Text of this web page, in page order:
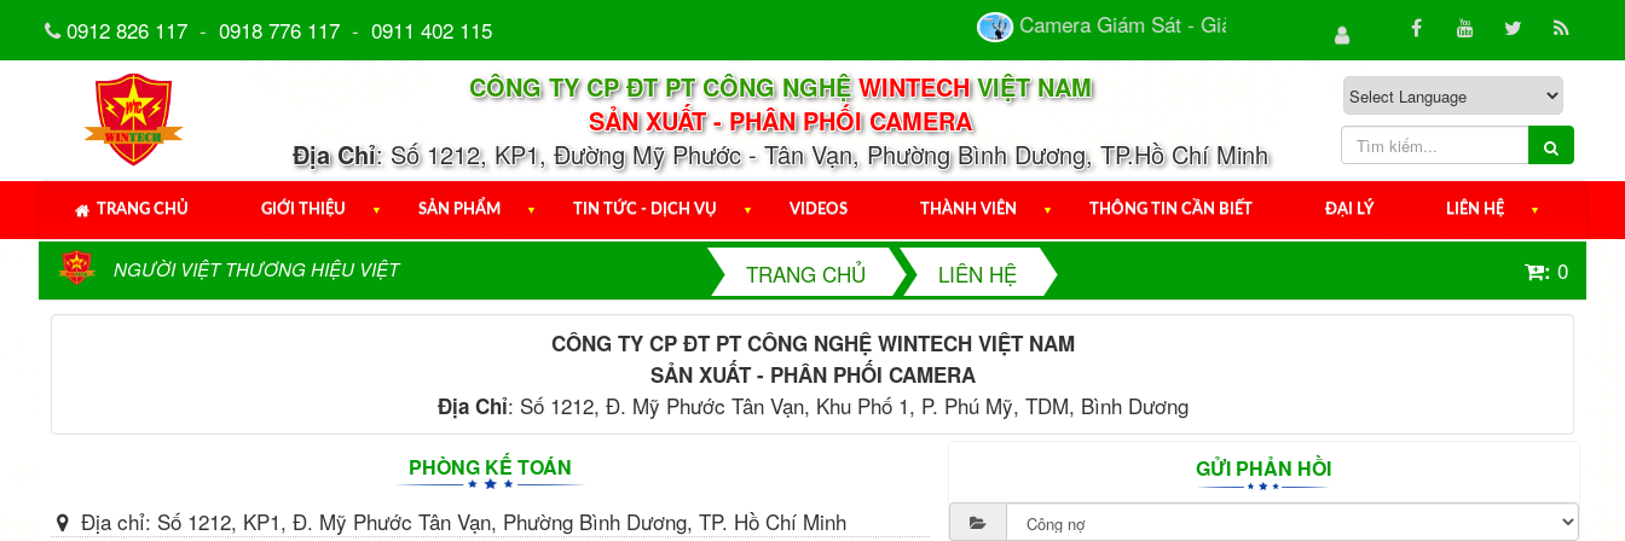
0912 826 117 - 0918 776 117 - 0911 402 115 Camera Giám Sát - Giải Pháp An Ninh Hiệu Quả Cho Gia Đình &
CÔNG TY CP ĐT PT CÔNG NGHỆWINTECHVIỆT NAM
SẢN XUẤT - PHÂN PHỐI CAMERA
Địa Chỉ: Số 1212, KP1, Đường Mỹ Phước - Tân Vạn, Phường Bình Dương, TP.Hồ Chí Minh
TRANG CHỦ GIỚI THIỆU ▼ SẢN PHẨM ▼ TIN TỨC - DỊCH VỤ ▼ VIDEOS THÀNH VIÊN ▼ THÔNG TIN CẦN BIẾT ĐẠI LÝ LIÊN HỆ ▼
NGƯỜI VIỆT THƯƠNG HIỆU VIỆT TRANG CHỦ LIÊN HỆ : 0
CÔNG TY CP ĐT PT CÔNG NGHỆ WINTECHVIỆT NAM
SẢN XUẤT - PHÂN PHỐI CAMERA
Địa Chỉ: Số 1212, Đ. Mỹ Phước Tân Vạn, Khu Phố 1, P. Phú Mỹ, TDM, Bình Dương
PHÒNG KẾ TOÁN
Địa chỉ: Số 1212, KP1, Đ. Mỹ Phước Tân Vạn, Phường Bình Dương, TP. Hồ Chí Minh
GỬI PHẢN HỒI